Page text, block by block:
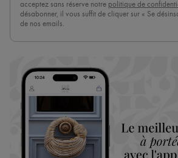
acceptez sans réserve notre politique de
désabonner, il vous suffit de cliquer sur « Se
de nos emails.